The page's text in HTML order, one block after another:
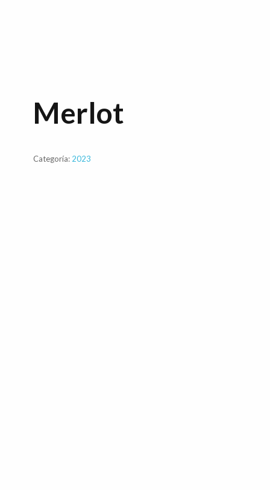
Merlot
Categoría: 2023